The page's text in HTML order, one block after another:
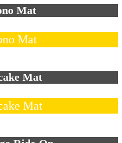
Mat
Mat
Mat
Mat